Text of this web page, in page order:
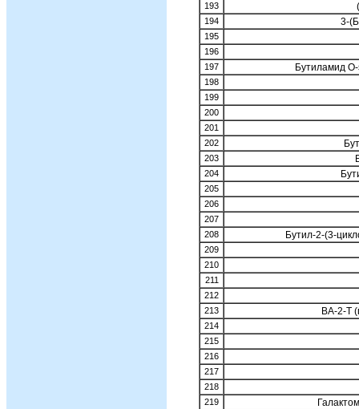
193
194 3-
195
196
197
Бутиламид
198
199
200
201
202
203
204
205
206
207
208
Бутил-2-(3-
209
210
211
212
213
ВА-2-Т
214
215
216
217
218
219